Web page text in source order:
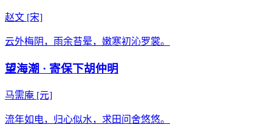
赵文 [宋]
云外梅阴，雨余苔晕，嫩寒初沁罗裳。
望海潮 · 寄保下胡仲明
马需庵 [元]
流年如电，归心似水，求田问舍悠悠。